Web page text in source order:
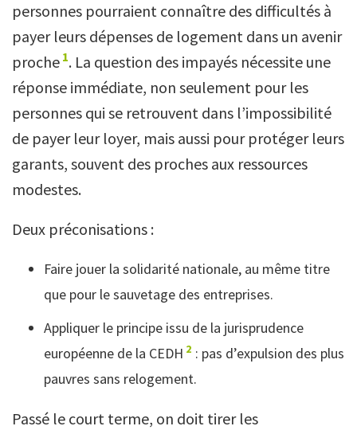
personnes pourraient connaître des difficultés à
payer leurs dépenses de logement dans un avenir
proche 1. La question des impayés nécessite une
réponse immédiate, non seulement pour les
personnes qui se retrouvent dans l’impossibilité
de payer leur loyer, mais aussi pour protéger leurs
garants, souvent des proches aux ressources
modestes.
Deux préconisations :
Faire jouer la solidarité nationale, au même titre
que pour le sauvetage des entreprises.
Appliquer le principe issu de la jurisprudence
européenne de la CEDH 2 : pas d’expulsion des plus
pauvres sans relogement.
Passé le court terme, on doit tirer les